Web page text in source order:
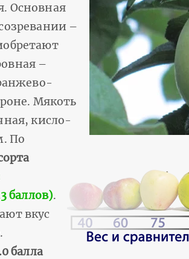
Основная
–
–
Мякоть
кисло-
По
баллов).
вкус
балла